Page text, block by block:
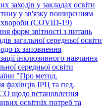
заходів у закладах освіти
у зв'язку поширенням
хвороби (COVID-19)
форм звітності з питань
загальної середньої освіти
їх заповнення
інклюзивного навчання
середньої освіти
"Про метод.
фахівців ІРЦ та пед.
щодо встановлення
освітніх потреб та